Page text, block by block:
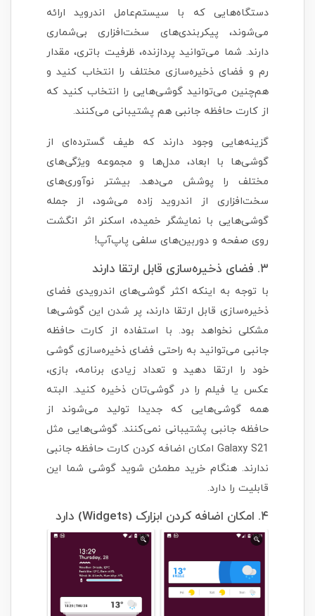
دستگاه‌هایی که با سیستم‌عامل اندروید ارائه
می‌شوند، پیکربندی‌های سخت‌افزاری بی‌شماری
دارند. شما می‌توانید پردازنده، ظرفیت باتری، مقدار
رم و فضای ذخیره‌سازی مختلف را انتخاب کنید و
هم‌چنین می‌توانید گوشی‌هایی را انتخاب کنید که
از کارت حافظه جانبی هم پشتیبانی می‌کنند.
گزینه‌هایی وجود دارند که طیف گسترده‌ای از
گوشی‌ها با ابعاد، مدل‌ها و مجموعه ویژگی‌های
مختلف را پوشش می‌دهد. بیشتر نوآوری‌های
سخت‌افزاری از اندروید زاده می‌شود، از جمله
گوشی‌هایی با نمایشگر خمیده، اسکنر اثر انگشت
روی صفحه و دوربین‌های سلفی پاپ‌آپ!
۳. فضای ذخیره‌سازی قابل ارتقا دارند
با توجه به اینکه اکثر گوشی‌های اندرویدی فضای
ذخیره‌سازی قابل ارتقا دارند، پر شدن این گوشی‌ها
مشکلی نخواهد بود. با استفاده از کارت حافظه
جانبی می‌توانید به راحتی فضای ذخیره‌سازی گوشی
خود را ارتقا دهید و تعداد زیادی برنامه، بازی،
عکس یا فیلم را در گوشی‌تان ذخیره کنید. البته
همه گوشی‌هایی که جدیدا تولید می‌شوند از
حافظه جانبی پشتیبانی نمی‌کنند. گوشی‌هایی مثل
Galaxy S21 امکان اضافه کردن کارت حافظه جانبی
ندارند. هنگام خرید مطمئن شوید گوشی شما این
قابلیت را دارد.
۴. امکان اضافه کردن ابزارک (Widgets) دارد